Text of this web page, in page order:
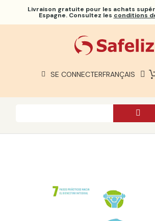
Livraison gratuite pour les achats
Espagne. Consultez les conditions
SE CONNECTERFRANÇAIS
À PROPOS DE NOUS